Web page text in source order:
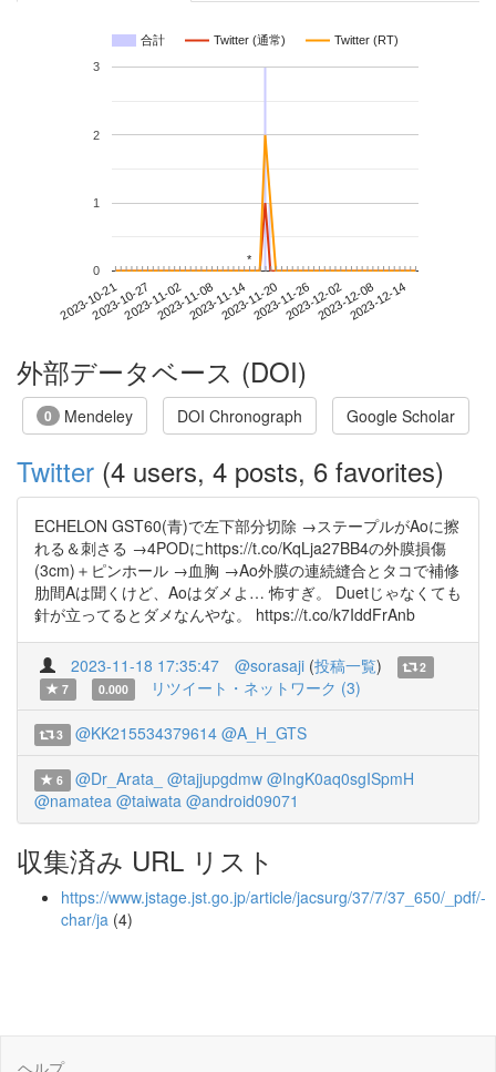
合計 Twitter (通常) Twitter (RT)
2023-10-212023-10-272023-11-022023-11-082023-11-142023-11-202023-11-262023-12-022023-12-082023-12-14
0
1
2
3
**
外部データベース (DOI)
0 Mendeley DOI Chronograph Google Scholar
Twitter (4 users, 4 posts, 6 favorites)
ECHELON GST60(青)で左下部分切除 →ステープルがAoに擦
れる＆刺さる →4PODにhttps://t.co/KqLja27BB4の外膜損傷
(3cm)＋ピンホール →血胸 →Ao外膜の連続縫合とタコで補修
肋間Aは聞くけど、Aoはダメよ… 怖すぎ。 Duetじゃなくても
針が立ってるとダメなんやな。 https://t.co/k7IddFrAnb
2023-11-18 17:35:47 @sorasaji (投稿一覧)
2
7
0.000 リツイート・ネットワーク (3)
3 @KK215534379614 @A_H_GTS
6 @Dr_Arata_ @tajjupgdmw @IngK0aq0sgISpmH
@namatea @taiwata @android09071
収集済み URL リスト
https://www.jstage.jst.go.jp/article/jacsurg/37/7/37_650/_pdf/-
char/ja (4)
ヘルプ